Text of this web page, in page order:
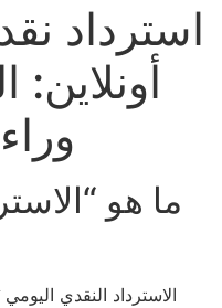
استرداد
أونلاين:
ما هو